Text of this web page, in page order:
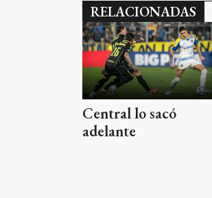
RELACIONADAS
Central lo sacó
adelante